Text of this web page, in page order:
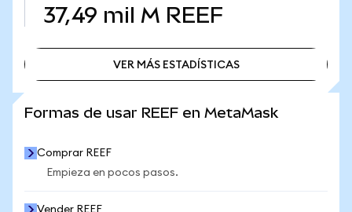
37,49 mil M REEF
VER MÁS ESTADÍSTICAS
Formas de usar REEF en MetaMask
Comprar REEF
Empieza en pocos pasos.
Vender REEF